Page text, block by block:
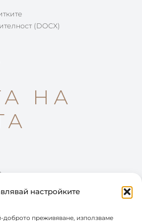
настройките
доброто преживяване, използваме
(DOCX)
НА